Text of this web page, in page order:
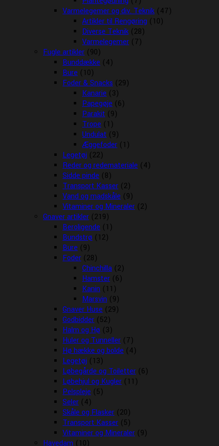
Varmelegemer og div. Teknik (47)
Artikler til Rengøring (10)
Diverse Teknik (28)
Varmelegemer (7)
Fugle artikler (90)
Bunddække (4)
Bure (10)
Foder & Snacks (29)
Kanarie (3)
Papegøje (6)
Parakit (9)
Trope (1)
Undulat (9)
Æggefoder (1)
Legetøj (22)
Reder og redemateriale (4)
Sidde pinde (8)
Transport Kasser (2)
Vand og madskåle (9)
Vitaminer og Mineraler (2)
Gnaver artikler (219)
Beroligende (1)
Bundstrø (12)
Bure (9)
Foder (28)
Chinchilla (2)
Hamster (6)
Kanin (11)
Marsvin (9)
Gnaver Huse (29)
Godbidder (52)
Halm og Hø (3)
Huler og Tunneller (7)
Hø hække og bolde (4)
Legetøj (13)
Løbegårde og Toiletter (6)
Løbehjul og Kugler (11)
Pelspleje (5)
Seler (4)
Skåle og Flasker (20)
Transport Kasser (5)
Vitaminer og Mineraler (9)
Havedam (10)